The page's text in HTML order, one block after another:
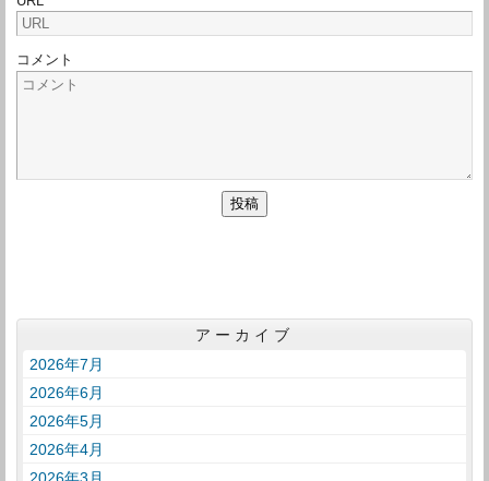
コメント
アーカイブ
2026年7月
2026年6月
2026年5月
2026年4月
2026年3月